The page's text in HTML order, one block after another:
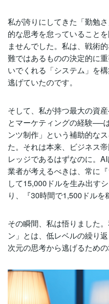
私が誇りにしてきた「勤勉
的な思考を怠っていること
ませんでした。私は、戦術
難ではあるものの決定的に
いでくれる「システム」を
逃げていたのです。
そして、私が持つ最大の資
とマーケティングの経験──
ンツ制作」という補助的な
た。それは本来、ビジネス
レッジであるはずなのに。
業者が考えるべきは、常に
して15,000ドルを生み出す
り、『30時間で1,500ドルを
その瞬間、私は悟りました
ン」とは、低レベルの繰り
次元の思考から逃げるための